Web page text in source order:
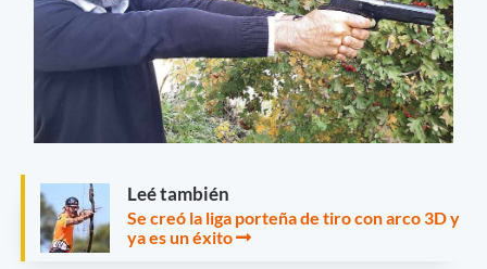
Leé también
Se creó la liga porteña de tiro con arco 3D y
ya es un éxito